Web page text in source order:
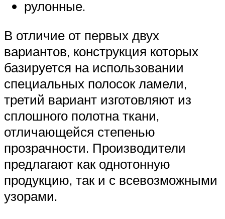
рулонные.
В отличие от первых двух
вариантов, конструкция которых
базируется на использовании
специальных полосок ламели,
третий вариант изготовляют из
сплошного полотна ткани,
отличающейся степенью
прозрачности. Производители
предлагают как однотонную
продукцию, так и с всевозможными
узорами.